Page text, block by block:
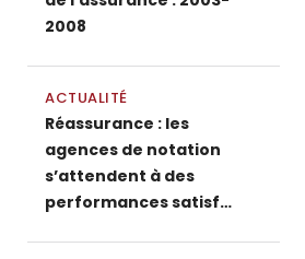
2008
ACTUALITÉ
Réassurance : les
agences de notation
s’attendent à des
performances satisf…